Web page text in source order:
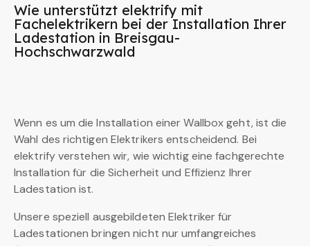
Wie unterstützt elektrify mit
Fachelektrikern bei der Installation Ihrer
Ladestation in Breisgau-
Hochschwarzwald
Wenn es um die Installation einer Wallbox geht, ist die
Wahl des richtigen Elektrikers entscheidend. Bei
elektrify verstehen wir, wie wichtig eine fachgerechte
Installation für die Sicherheit und Effizienz Ihrer
Ladestation ist.
Unsere speziell ausgebildeten Elektriker für
Ladestationen bringen nicht nur umfangreiches